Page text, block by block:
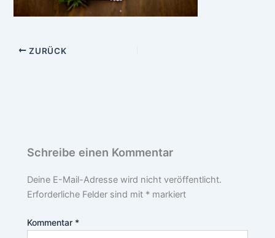
ZURÜCK
Schreibe einen Kommentar
Deine E-Mail-Adresse wird nicht veröffentlicht.
Erforderliche Felder sind mit * markiert
Kommentar *